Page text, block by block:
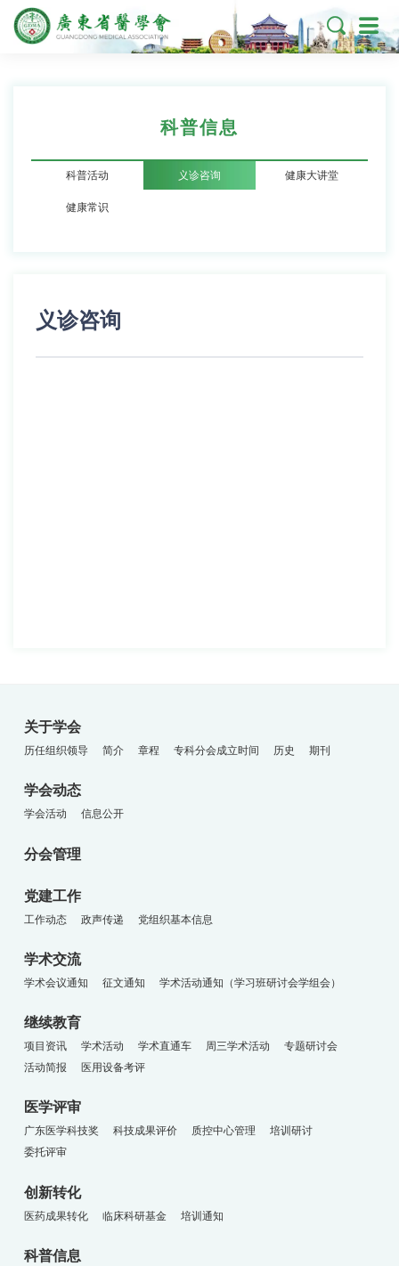

科普信息
科普活动 义诊咨询 健康大讲堂
健康常识
义诊咨询
关于学会
历任组织领导 简介 章程 专科分会成立时间 历史 期刊
学会动态
学会活动 信息公开
分会管理
党建工作
工作动态 政声传递 党组织基本信息
学术交流
学术会议通知 征文通知 学术活动通知（学习班研讨会学组会）
继续教育
项目资讯 学术活动 学术直通车 周三学术活动
专题研讨会
活动简报
医用设备考评
医学评审
广东医学科技奖 科技成果评价 质控中心管理
培训研讨
委托评审
创新转化
医药成果转化 临床科研基金 培训通知
科普信息